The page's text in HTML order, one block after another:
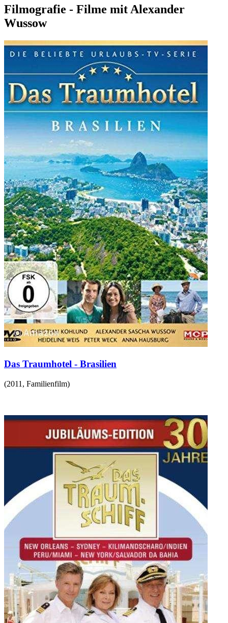
Filmografie - Filme mit Alexander
Wussow
Das Traumhotel - Brasilien
(2011 , Familienfilm)